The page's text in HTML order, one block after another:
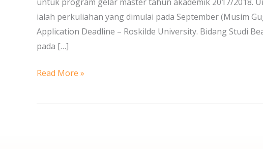
ialah perkuliahan yang dimulai pada September (Musim
Application Deadline – Roskilde University. Bidang Studi
pada […]
University,
Denmark
Read More »